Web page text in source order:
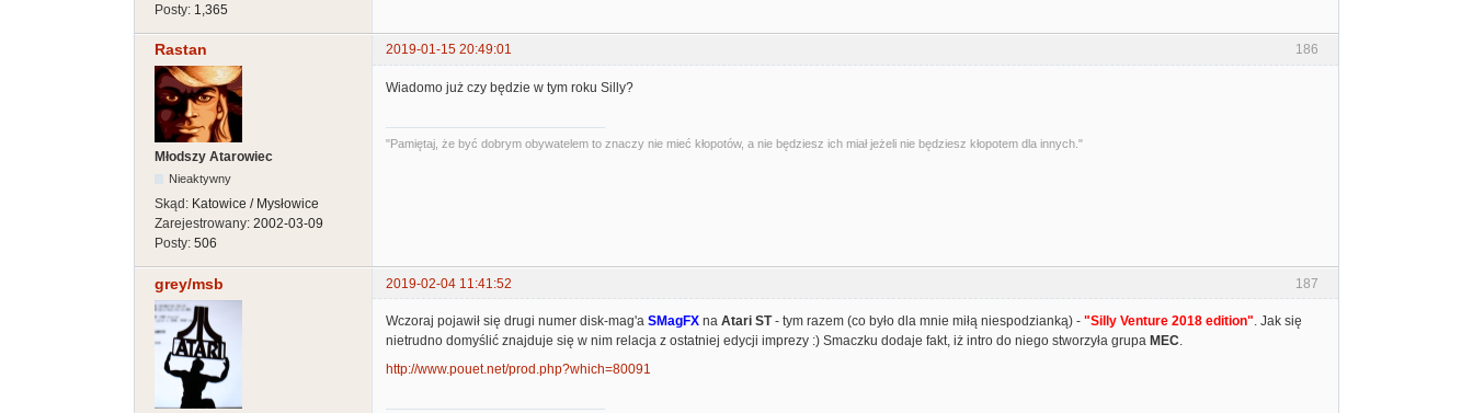
Posty: 1,365
186
Rastan 2019-01-15 20:49:01
Młodszy Atarowiec
Nieaktywny
Skąd: Katowice / Mysłowice
Zarejestrowany: 2002-03-09
Posty: 506
Wiadomo już czy będzie w tym roku Silly?
"Pamiętaj, że być dobrym obywatelem to znaczy nie mieć kłopotów, a nie będziesz ich miał jeżeli nie będziesz kłopotem dla innych."
187
grey/msb 2019-02-04 11:41:52
Wczoraj pojawił się drugi numer disk-mag'a SMagFX na Atari ST- tym razem (co było dla mnie miłą niespodzianką) - "Silly Venture 2018 edition". Jak się
nietrudno domyślić znajduje się w nim relacja z ostatniej edycji imprezy :) Smaczku dodaje fakt, iż intro do niego stworzyła grupa MEC.
http://www.pouet.net/prod.php?which=80091